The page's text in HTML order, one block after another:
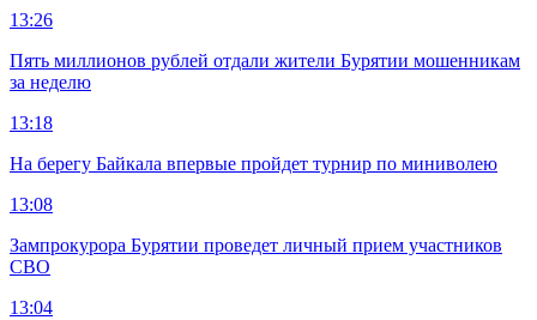
13:26
Пять миллионов рублей отдали жители Бурятии мошенникам
за неделю
13:18
На берегу Байкала впервые пройдет турнир по миниволею
13:08
Зампрокурора Бурятии проведет личный прием участников
СВО
13:04